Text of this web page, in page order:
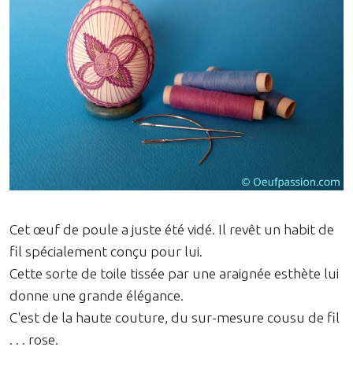
Cet œuf de poule a juste été vidé. Il revêt un habit de
fil spécialement conçu pour lui.
Cette sorte de toile tissée par une araignée esthète lui
donne une grande élégance.
C'est de la haute couture, du sur-mesure cousu de fil
. . . rose.